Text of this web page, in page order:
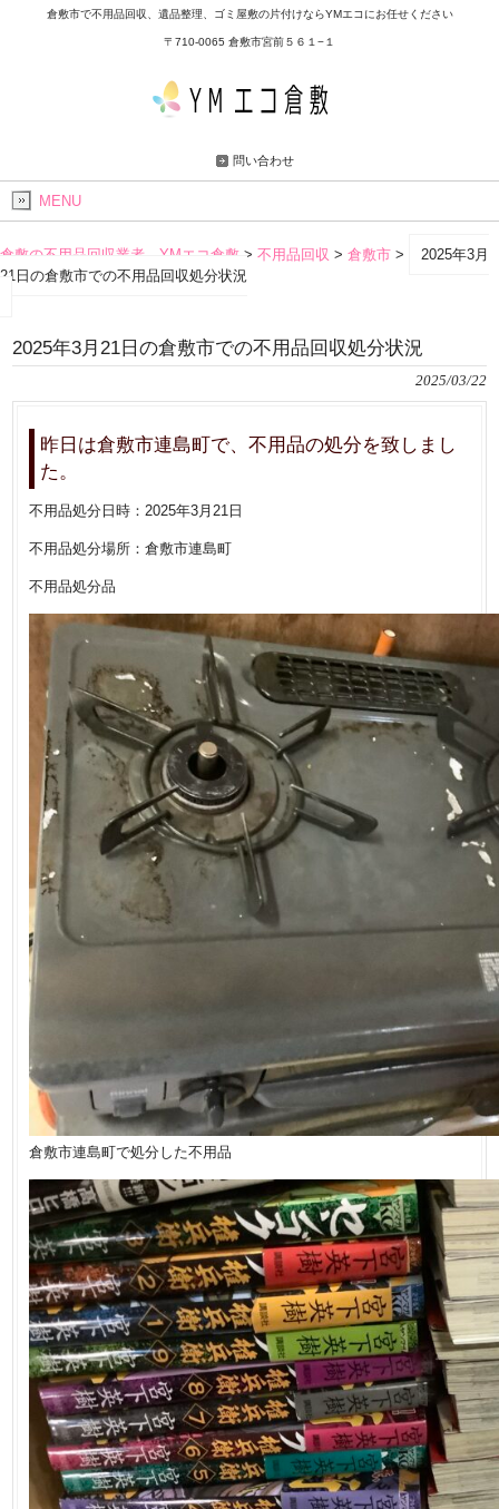
倉敷市で不用品回収、遺品整理、ゴミ屋敷の片付けならYMエコにお任せください
〒710-0065 倉敷市宮前５６１−１
問い合わせ
MENU
倉敷の不用品回収業者 YMエコ倉敷 > 不用品回収 > 倉敷市 >
2025年3月
21日の倉敷市での不用品回収処分状況
2025年3月21日の倉敷市での不用品回収処分状況
2025/03/22
昨日は倉敷市連島町で、不用品の処分を致しまし
た。
不用品処分日時：2025年3月21日
不用品処分場所：倉敷市連島町
不用品処分品
倉敷市連島町で処分した不用品